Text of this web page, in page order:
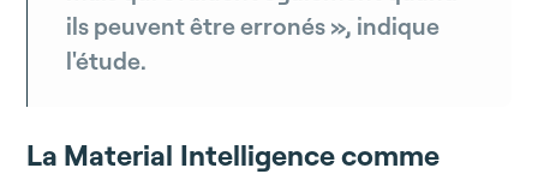
ils peuvent être erronés », indique
l'étude.
La Material Intelligence comme